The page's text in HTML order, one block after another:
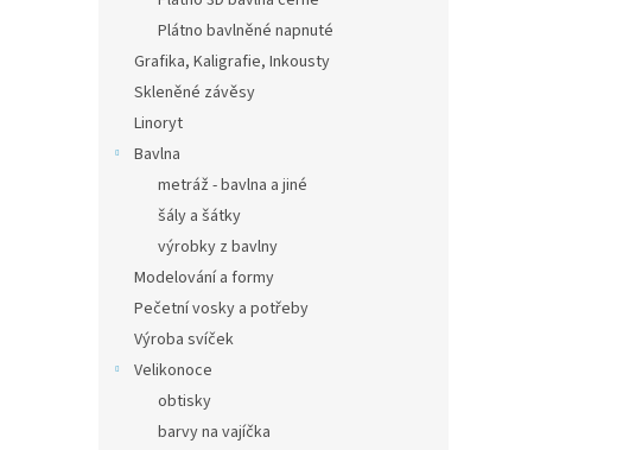
Plátno bavlněné napnuté
Grafika, Kaligrafie, Inkousty
Skleněné závěsy
Linoryt
Bavlna
metráž - bavlna a jiné
šály a šátky
výrobky z bavlny
Modelování a formy
Pečetní vosky a potřeby
Výroba svíček
Velikonoce
obtisky
barvy na vajíčka